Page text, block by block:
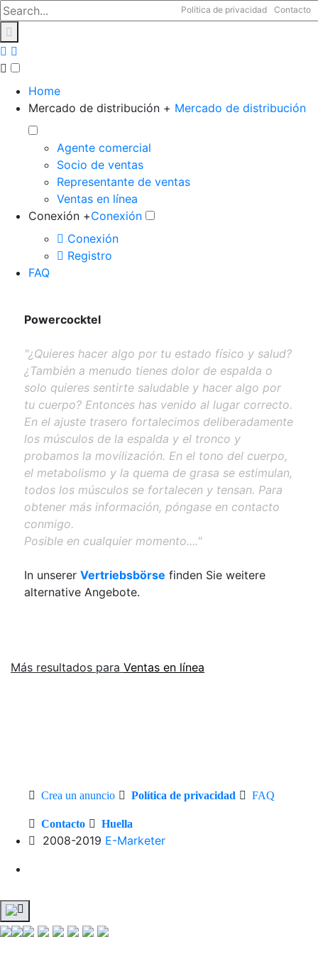
Política de privacidad Contacto
Home
Mercado de distribución + Mercado de distribución
Agente comercial
Socio de ventas
Representante de ventas
Ventas en línea
Conexión +Conexión
Conexión
Registro
FAQ
Powercocktel
"¿Quieres hacer algo por tu estado físico y salud?
¿También a menudo tienes dolor de espalda o
solo quieres sentirte saludable y hacer algo por
tu cuerpo? Entonces has venido al lugar correcto.
En el ajuste trasero fortalecimos deliberadamente
los músculos de la espalda y el tronco y
probamos la movilización. En el tono del cuerpo,
el metabolismo y la quema de grasa se estimulan,
todos los músculos se fortalecen y tensan. Para
obtener más información, póngase en contacto
conmigo.
Posible en cualquier momento...."
In unserer Vertriebsbörse finden Sie weitere
alternative Angebote.
Más resultados para Ventas en línea
Crea un anuncio Política de privacidad FAQ
Contacto Huella
2008-2019 E-Marketer